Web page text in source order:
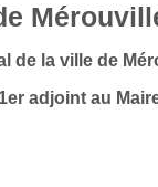
de la ville de
1er adjoint au